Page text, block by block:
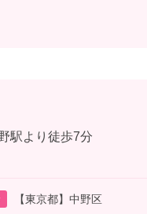
駅より徒歩7分
【東京都】中野区